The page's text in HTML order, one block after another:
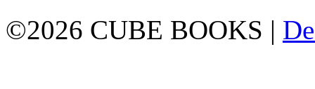
©2026 CUBE BOOKS |